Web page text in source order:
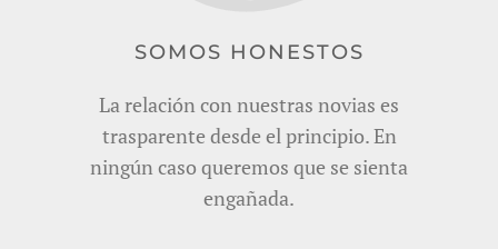
SOMOS HONESTOS
La relación con nuestras novias es
trasparente desde el principio. En
ningún caso queremos que se sienta
engañada.